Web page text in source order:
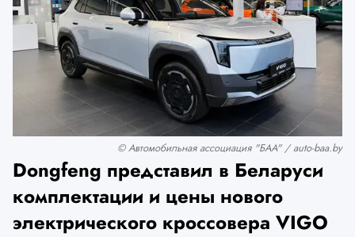
© Автомобильная ассоциация "БАА" / auto-baa.by
Dongfeng представил в Беларуси
комплектации и цены нового
электрического кроссовера VIGO